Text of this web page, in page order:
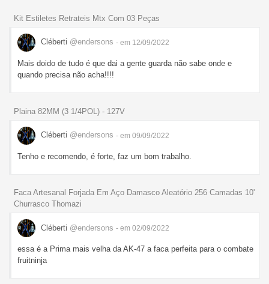
Kit Estiletes Retrateis Mtx Com 03 Peças
Cléberti @endersons - em 12/09/2022
Mais doido de tudo é que dai a gente guarda não sabe onde e
quando precisa não acha!!!!
Plaina 82MM (3 1/4POL) - 127V
Cléberti @endersons - em 09/09/2022
Tenho e recomendo, é forte, faz um bom trabalho.
Faca Artesanal Forjada Em Aço Damasco Aleatório 256 Camadas 10'
Churrasco Thomazi
Cléberti @endersons - em 02/09/2022
essa é a Prima mais velha da AK-47 a faca perfeita para o combate
fruitninja